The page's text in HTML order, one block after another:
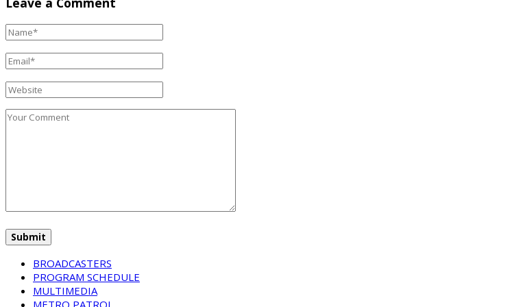
BROADCASTERS
PROGRAM SCHEDULE
MULTIMEDIA